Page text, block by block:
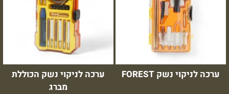
ערכה לניקוי נשק FOREST
ערכה לניקוי נשק הכוללת
מברג